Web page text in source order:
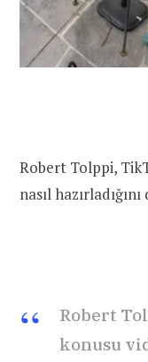
Robert Tolppi,
nasıl
Robert
konusu